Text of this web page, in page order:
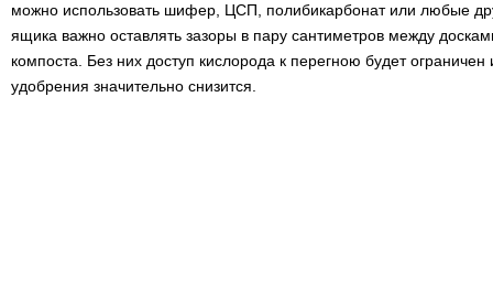
можно использовать шифер, ЦСП, полибикарбонат или любые
ящика важно оставлять зазоры в пару сантиметров между
компоста. Без них доступ кислорода к перегною будет ограничен
удобрения значительно снизится.